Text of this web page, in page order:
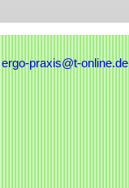
ergo-praxis@t-online.de